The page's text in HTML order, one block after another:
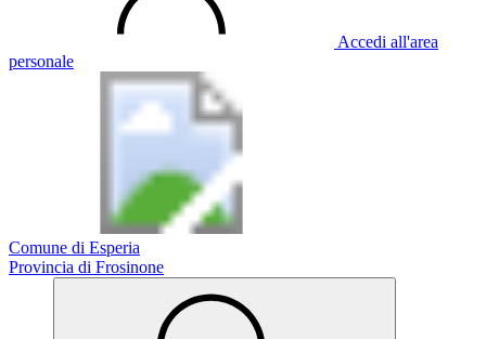
Accedi all'area
personale
Comune di Esperia
Provincia di Frosinone